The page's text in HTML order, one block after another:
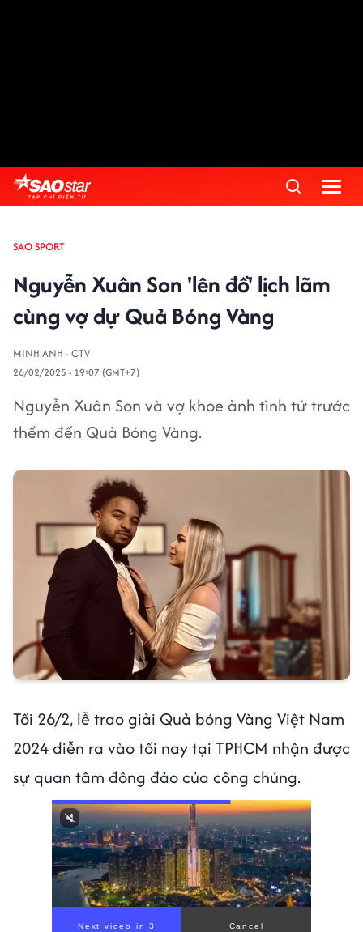
SAO SPORT
Nguyễn Xuân Son 'lên đồ' lịch lãm
cùng vợ dự Quả Bóng Vàng
MINH ANH - CTV
26/02/2025 - 19:07 (GMT+7)
Nguyễn Xuân Son và vợ khoe ảnh tình tứ trước
thềm đến Quả Bóng Vàng.
Tối 26/2, lễ trao giải Quả bóng Vàng Việt Nam
2024 diễn ra vào tối nay tại TPHCM nhận được
sự quan tâm đông đảo của công chúng.
Next video in 1 Cancel